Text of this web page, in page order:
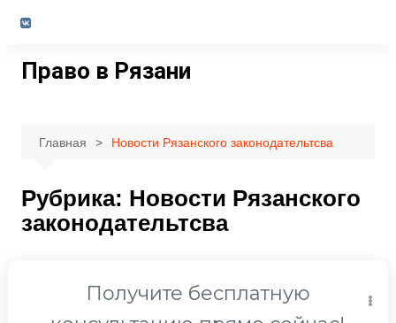
Право в Рязани
Главная Новости Рязанского законодательтсва
Рубрика: Новости Рязанского
законодательтсва